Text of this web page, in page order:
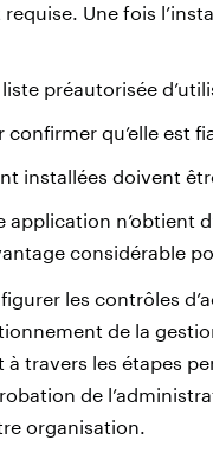
Une fois
préautorisée
qu’elle est
installées doivent
application n’obtient
considérable
les contrôles
de la
travers les étapes
de
organisation.